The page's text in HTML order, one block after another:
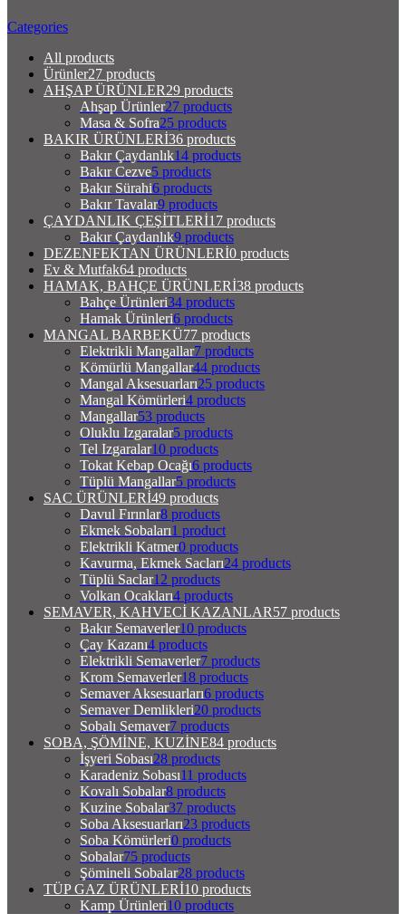
Categories
All products
Ürünler27 products
AHŞAP ÜRÜNLER29 products
Ahşap Ürünler27 products
Masa & Sofra25 products
BAKIR ÜRÜNLERİ36 products
Bakır Çaydanlık14 products
Bakır Cezve5 products
Bakır Sürahi6 products
Bakır Tavalar9 products
ÇAYDANLIK ÇEŞİTLERİ17 products
Bakır Çaydanlık9 products
DEZENFEKTAN ÜRÜNLERİ0 products
Ev & Mutfak64 products
HAMAK, BAHÇE ÜRÜNLERİ38 products
Bahçe Ürünleri34 products
Hamak Ürünleri6 products
MANGAL BARBEKÜ77 products
Elektrikli Mangallar7 products
Kömürlü Mangallar44 products
Mangal Aksesuarları25 products
Mangal Kömürleri4 products
Mangallar53 products
Oluklu Izgaralar5 products
Tel Izgaralar10 products
Tokat Kebap Ocağı6 products
Tüplü Mangallar5 products
SAC ÜRÜNLERİ49 products
Davul Fırınlar8 products
Ekmek Sobaları1 product
Elektrikli Katmer0 products
Kavurma, Ekmek Sacları24 products
Tüplü Saclar12 products
Volkan Ocakları4 products
SEMAVER, KAHVECİ KAZANLAR57 products
Bakır Semaverler10 products
Çay Kazanı4 products
Elektrikli Semaverler7 products
Krom Semaverler18 products
Semaver Aksesuarları6 products
Semaver Demlikleri20 products
Sobalı Semaver7 products
SOBA, ŞÖMİNE, KUZİNE84 products
İşyeri Sobası28 products
Karadeniz Sobası11 products
Kovalı Sobalar8 products
Kuzine Sobalar37 products
Soba Aksesuarları23 products
Soba Kömürleri0 products
Sobalar75 products
Şömineli Sobalar28 products
TÜP GAZ ÜRÜNLERİ10 products
Kamp Ürünleri10 products